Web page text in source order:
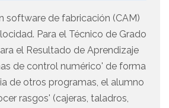
software de fabricación (CAM)
Para el Técnico de Grado
el Resultado de Aprendizaje
de control numérico' de forma
de otros programas, el alumno
rasgos' (cajeras, taladros,